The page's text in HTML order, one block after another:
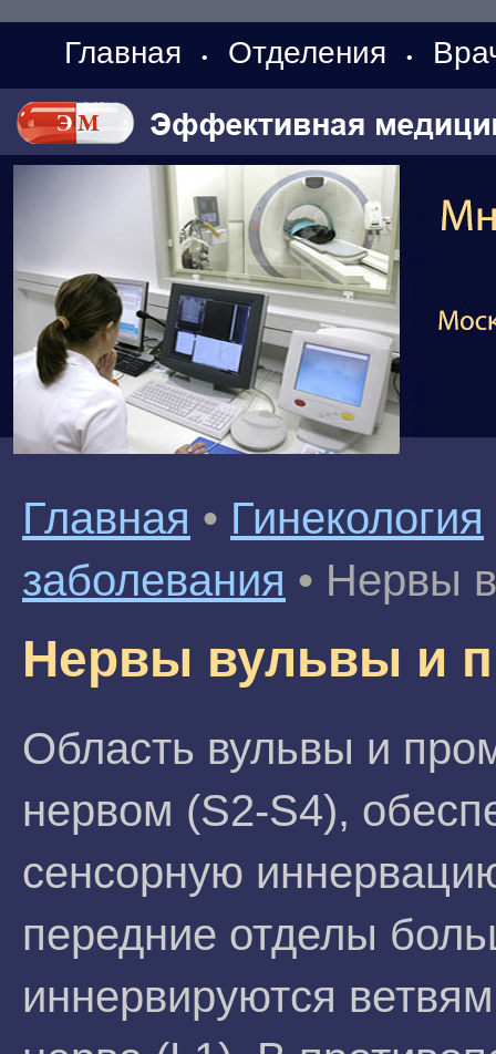
Главная • Отделения •
Главная • Гинекология
заболевания • Нервы
Нервы вульвы и
Область вульвы и
нервом (S2-S4),
сенсорную
передние отделы
иннервируются